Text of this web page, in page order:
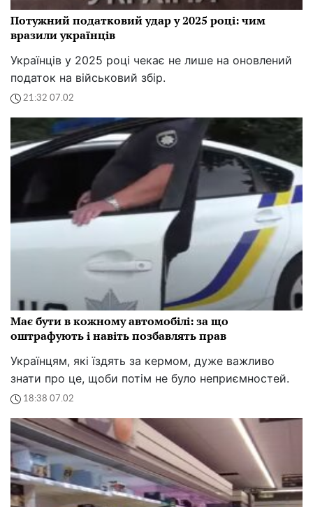
Потужний податковий удар у 2025 році: чим
вразили українців
Українців у 2025 році чекає не лише на оновлений
податок на військовий збір.
21:32 07.02
Має бути в кожному автомобілі: за що
оштрафують і навіть позбавлять прав
Українцям, які їздять за кермом, дуже важливо
знати про це, щоби потім не було неприємностей.
18:38 07.02